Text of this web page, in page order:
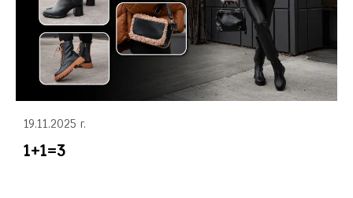
19.11.2025 г.
1+1=3